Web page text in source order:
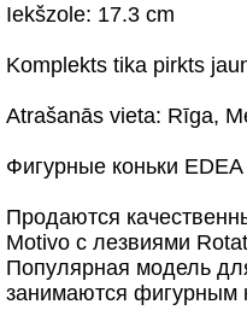
Iekšzole: 17.3 cm
Komplekts tika pirkts
Atrašanās vieta: Rīga,
Фигурные коньки
Продаются
Motivo с лезвиями
Популярная модель
занимаются фигурным